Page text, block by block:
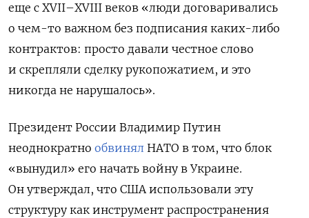
еще с XVII–XVIII веков «люди договаривались
о чем-то важном без подписания каких-либо
контрактов: просто давали честное слово
и скрепляли сделку рукопожатием, и это
никогда не нарушалось».
Президент России Владимир Путин
неоднократно обвинял НАТО в том, что блок
«вынудил» его начать войну в Украине.
Он утверждал, что США использовали эту
структуру как инструмент распространения